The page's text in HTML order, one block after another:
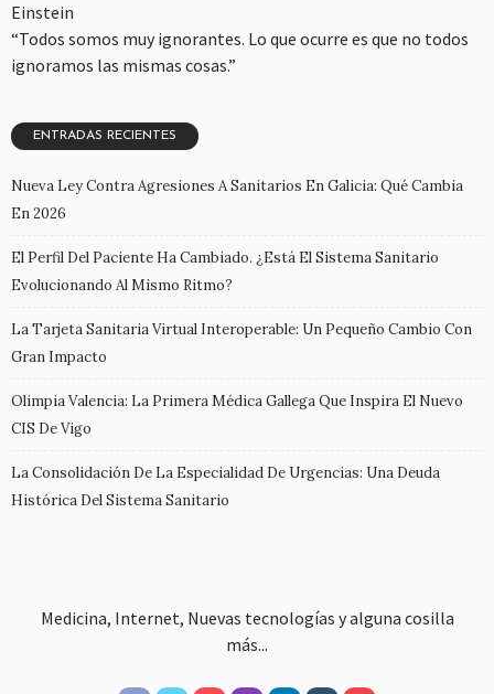
Einstein
“Todos somos muy ignorantes. Lo que ocurre es que no todos
ignoramos las mismas cosas.”
ENTRADAS RECIENTES
Nueva Ley Contra Agresiones A Sanitarios En Galicia: Qué Cambia
En 2026
El Perfil Del Paciente Ha Cambiado. ¿Está El Sistema Sanitario
Evolucionando Al Mismo Ritmo?
La Tarjeta Sanitaria Virtual Interoperable: Un Pequeño Cambio Con
Gran Impacto
Olimpia Valencia: La Primera Médica Gallega Que Inspira El Nuevo
CIS De Vigo
La Consolidación De La Especialidad De Urgencias: Una Deuda
Histórica Del Sistema Sanitario
Medicina, Internet, Nuevas tecnologías y alguna cosilla
más...